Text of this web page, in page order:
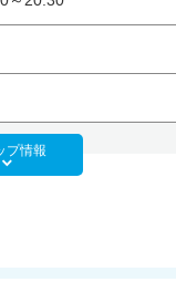
プ情報